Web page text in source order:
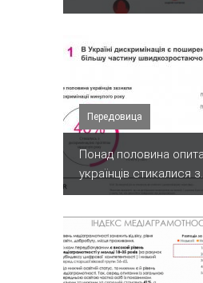
Передовица
Понад половина
українців стикалися